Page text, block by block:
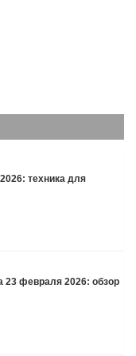
техника для
23 февраля 2026: обзор